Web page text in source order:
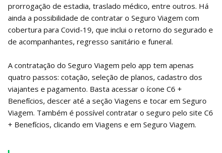
prorrogação de estadia, traslado médico, entre outros. Há
ainda a possibilidade de contratar o Seguro Viagem com
cobertura para Covid-19, que inclui o retorno do segurado e
de acompanhantes, regresso sanitário e funeral.
A contratação do Seguro Viagem pelo app tem apenas
quatro passos: cotação, seleção de planos, cadastro dos
viajantes e pagamento. Basta acessar o ícone C6 +
Benefícios, descer até a seção Viagens e tocar em Seguro
Viagem. Também é possível contratar o seguro pelo site C6
+ Benefícios, clicando em Viagens e em Seguro Viagem.